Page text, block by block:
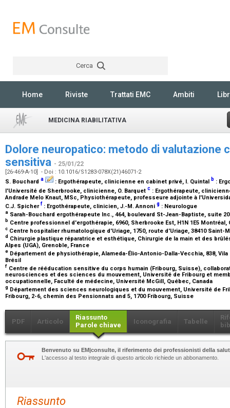
Cerca
Home Riviste Trattati EMC Ambiti
MEDICINA RIABILITATIVA
Dolore neuropatico: metodo di valutazione
sensitiva - 25/01/22
[26-469-A-10] - Doi : 10.1016/S1283-078X(21)46071-2
S. Bouchard a : Ergothérapeute, clinicienne en cabinet privé, I. Quintal b :
l'Université de Sherbrooke, clinicienne, O. Barquet c : Ergothérapeute,
Andrade Melo Knaut, MSc, Physiothérapeute, professeure adjointe à
C.J. Spicherf : Ergothérapeute, clinicien, J.-M. Annoni g : Neurologue
a Sarah-Bouchard ergothérapeute Inc., 464, boulevard St-Jean-Baptiste, suite
b Centre professionnel d'ergothérapie, 6960, Sherbrooke Est, H1N 1E5 Montréal,
c Centre hospitalier rhumatologique d'Uriage, 1750, route d'Uriage, 38410 Saint-
d Chirurgie plastique réparatrice et esthétique, Chirurgie de la main et des
Alpes (UGA), Grenoble, France
e Département de physiothérapie, Alameda-Élio-Antonio-Dalla-Vecchia, 838, Vila
Brésil
f Centre de rééducation sensitive du corps humain (Fribourg, Suisse),
neurosciences et des sciences du mouvement, Université de Fribourg et
occupationnelle, Faculté de médecine, Université McGill, Québec, Canada
g Département des sciences neurologiques et du mouvement, Université de
Fribourg, 2-6, chemin des Pensionnats and 5, 1700 Fribourg, Suisse
PDF Articolo
Riassunto
Parole chiave
Iconografia Tabelle
Benvenuto su EM|consulte, il riferimento dei professionisti della
L'accesso al testo integrale di questo articolo richiede un abbonamento.
Riassunto